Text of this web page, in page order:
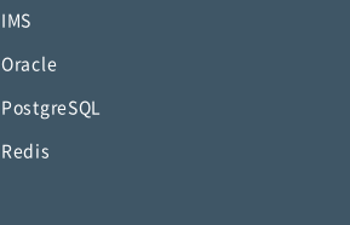
IMS
Oracle
PostgreSQL
Redis